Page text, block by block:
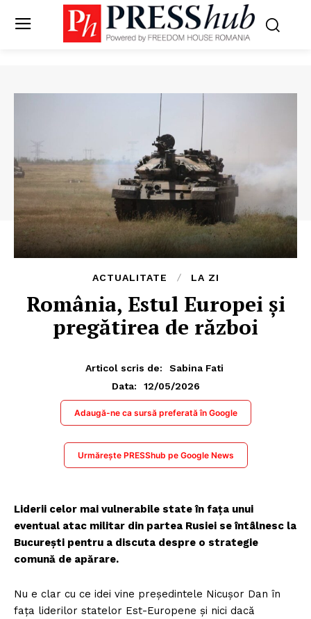
ACTUALITATE LA ZI
România, Estul Europei și
pregătirea de război
Articol scris de:
Sabina Fati
Data:
12/05/2026
Adaugă-ne ca sursă preferată în Google
Urmărește PRESShub pe Google News
Liderii celor mai vulnerabile state în fața unui
eventual atac militar din partea Rusiei se întâlnesc la
București pentru a discuta despre o strategie
comună de apărare.
Nu e clar cu ce idei vine președintele Nicușor Dan în
fața liderilor statelor Est-Europene și nici dacă